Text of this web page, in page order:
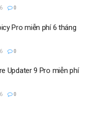
0
Pro miễn phí 6 tháng
0
Updater 9 Pro miễn phí
0